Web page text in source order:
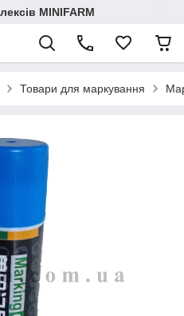
MINIFARM
Товари для маркування